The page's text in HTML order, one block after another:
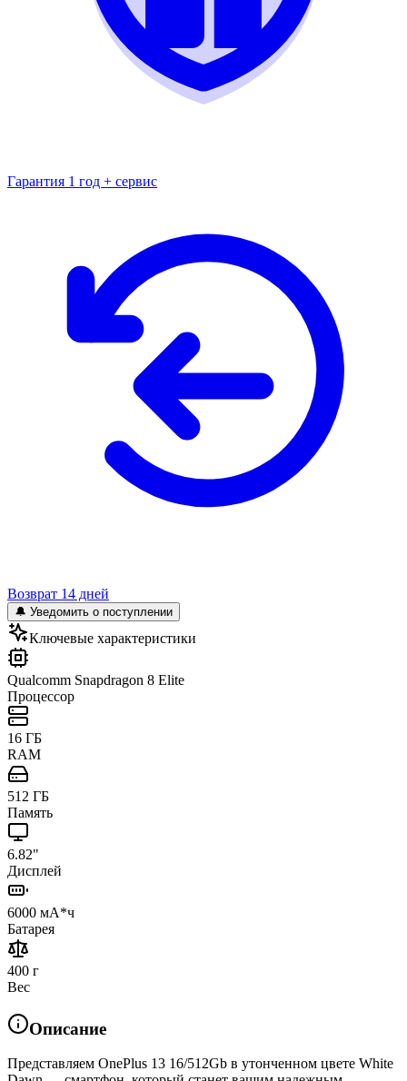
Гарантия 1 год + сервис
Возврат 14 дней
🔔 Уведомить о поступлении
Ключевые характеристики
Qualcomm Snapdragon 8 Elite
Процессор
16 ГБ
RAM
512 ГБ
Память
6.82"
Дисплей
6000 мА*ч
Батарея
400 г
Вес
Описание
Представляем OnePlus 13 16/512Gb в утонченном цвете White